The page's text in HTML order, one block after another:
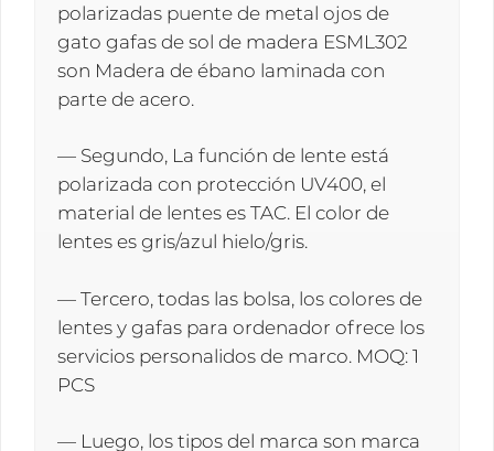
polarizadas puente de metal ojos de
gato gafas de sol de madera ESML302
son Madera de ébano laminada con
parte de acero.
— Segundo, La función de lente está
polarizada con protección UV400, el
material de lentes es TAC. El color de
lentes es gris/azul hielo/gris.
— Tercero, todas las bolsa, los colores de
lentes y gafas para ordenador ofrece los
servicios personalidos de marco. MOQ: 1
PCS
— Luego, los tipos del marca son marca